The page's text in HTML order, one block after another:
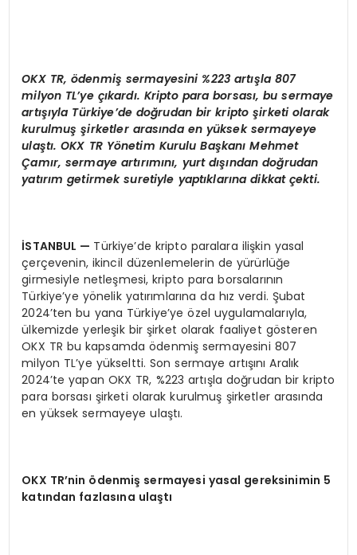
OKX TR, ödenmiş sermayesini %223 artışla 807
milyon TL’ye çıkardı. Kripto para borsası, bu sermaye
artışıyla Türkiye’de doğrudan bir kripto şirketi olarak
kurulmuş şirketler arasında en yüksek sermayeye
ulaştı. OKX TR Yönetim Kurulu Başkanı Mehmet
Çamır, sermaye artırımını, yurt dışından doğrudan
yatırım getirmek suretiyle yaptıklarına dikkat çekti.
İSTANBUL — Türkiye’de kripto paralara ilişkin yasal
çerçevenin, ikincil düzenlemelerin de yürürlüğe
girmesiyle netleşmesi, kripto para borsalarının
Türkiye’ye yönelik yatırımlarına da hız verdi. Şubat
2024’ten bu yana Türkiye’ye özel uygulamalarıyla,
ülkemizde yerleşik bir şirket olarak faaliyet gösteren
OKX TR bu kapsamda ödenmiş sermayesini 807
milyon TL’ye yükseltti. Son sermaye artışını Aralık
2024’te yapan OKX TR, %223 artışla doğrudan bir kripto
para borsası şirketi olarak kurulmuş şirketler arasında
en yüksek sermayeye ulaştı.
OKX TR’nin ödenmiş sermayesi yasal gereksinimin 5
katından fazlasına ulaştı